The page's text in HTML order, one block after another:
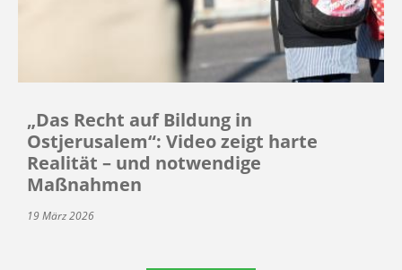
„Das Recht auf Bildung in
Ostjerusalem“: Video zeigt harte
Realität – und notwendige
Maßnahmen
19 März 2026